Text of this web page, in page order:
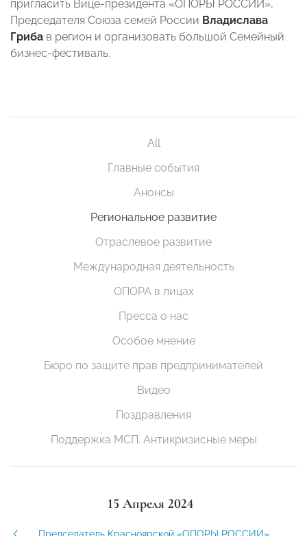
пригласить Вице-президента «ОПОРЫ РОССИИ»,
Председателя Союза семей России Владислава
Гриба в регион и организовать большой Семейный
бизнес-фестиваль.
All
Главные события
Анонсы
Региональное развитие
Отраслевое развитие
Международная деятельность
ОПОРА в лицах
Пресса о нас
Особое мнение
Бюро по защите прав предпринимателей
Видео
Поздравления
Поддержка МСП. Антикризисные меры
15 Апреля 2024